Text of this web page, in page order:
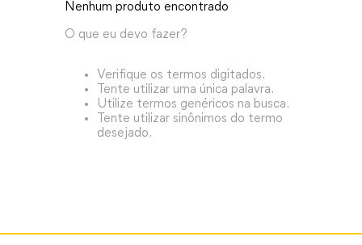
Nenhum produto encontrado
O que eu devo fazer?
Verifique os termos digitados.
Tente utilizar uma única palavra.
Utilize termos genéricos na busca.
Tente utilizar sinônimos do termo
desejado.